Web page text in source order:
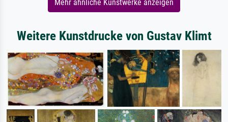
Mehr ähnliche Kunstwerke anzeigen
Weitere Kunstdrucke von Gustav Klimt